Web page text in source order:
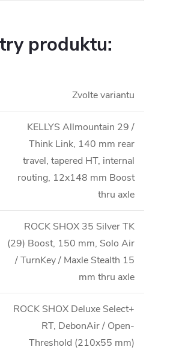
produktu:
Zvolte variantu
KELLYS Allmountain 29 /
Think Link, 140 mm rear
travel, tapered HT, internal
routing, 12x148 mm Boost
thru axle
ROCK SHOX 35 Silver TK
(29) Boost, 150 mm, Solo Air
/ TurnKey / Maxle Stealth 15
mm thru axle
ROCK SHOX Deluxe Select+
RT, DebonAir / Open-
Threshold (210x55 mm)